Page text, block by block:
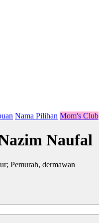
Nama Pilihan Mom's Club
Naufal
Pemurah, dermawan